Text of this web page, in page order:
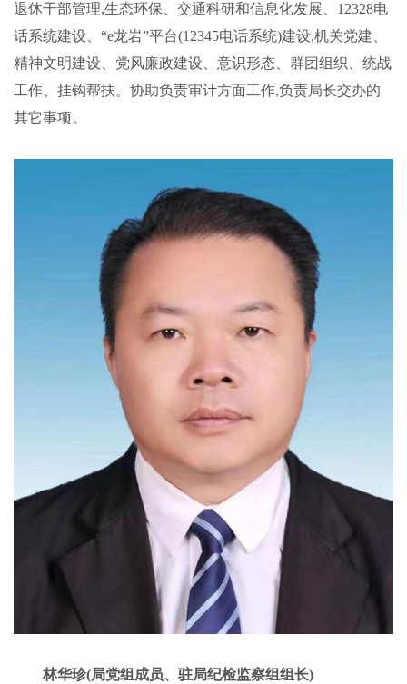
退休干部管理,生态环保、交通科研和信息化发展、12328电
话系统建设、“e龙岩”平台(12345电话系统)建设,机关党建、
精神文明建设、党风廉政建设、意识形态、群团组织、统战
工作、挂钩帮扶。协助负责审计方面工作,负责局长交办的
其它事项。
林华珍(局党组成员、驻局纪检监察组组长)